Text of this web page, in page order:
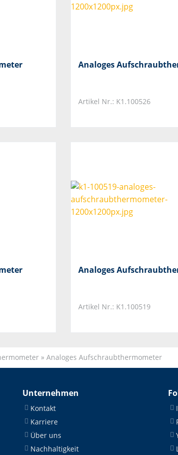
Analoges
Artikel Nr.: K1.100526
Analoges
Artikel Nr.: K1.100519
» Analoges Aufschraubthermometer
Unternehmen
Kontakt
Karriere
Über uns
Nachhaltigkeit